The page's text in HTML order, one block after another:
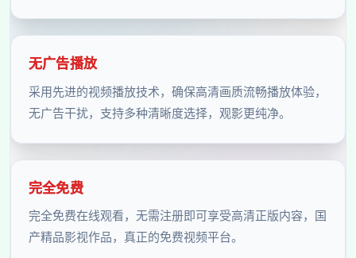
无广告播放
采用先进的视频播放技术，确保高清画质流畅播放体验，
无广告干扰，支持多种清晰度选择，观影更纯净。
完全免费
完全免费在线观看，无需注册即可享受高清正版内容，国
产精品影视作品，真正的免费视频平台。